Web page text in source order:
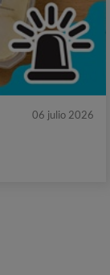
06 julio 2026